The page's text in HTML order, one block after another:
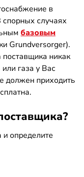
в
спорных случаях
базовым
Grundversorger).
поставщика никак
газа у Вас
должен приходить
и определите